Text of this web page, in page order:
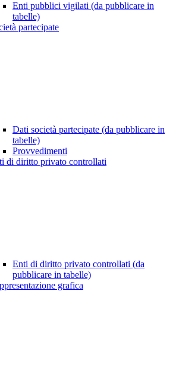
Enti pubblici vigilati (da pubblicare in
tabelle)
partecipate
Dati società partecipate (da pubblicare in
tabelle)
Provvedimenti
di diritto privato controllati
Enti di diritto privato controllati (da
pubblicare in tabelle)
grafica